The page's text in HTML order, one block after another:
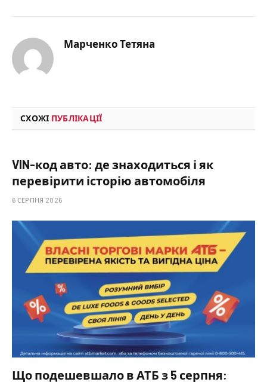
Марченко Тетяна
СХОЖІ ПУБЛІКАЦІЇ
VIN-код авто: де знаходиться і як
перевірити історію автомобіля
6 СЕРПНЯ 2026
Що подешевшало в АТБ з 5 серпня: